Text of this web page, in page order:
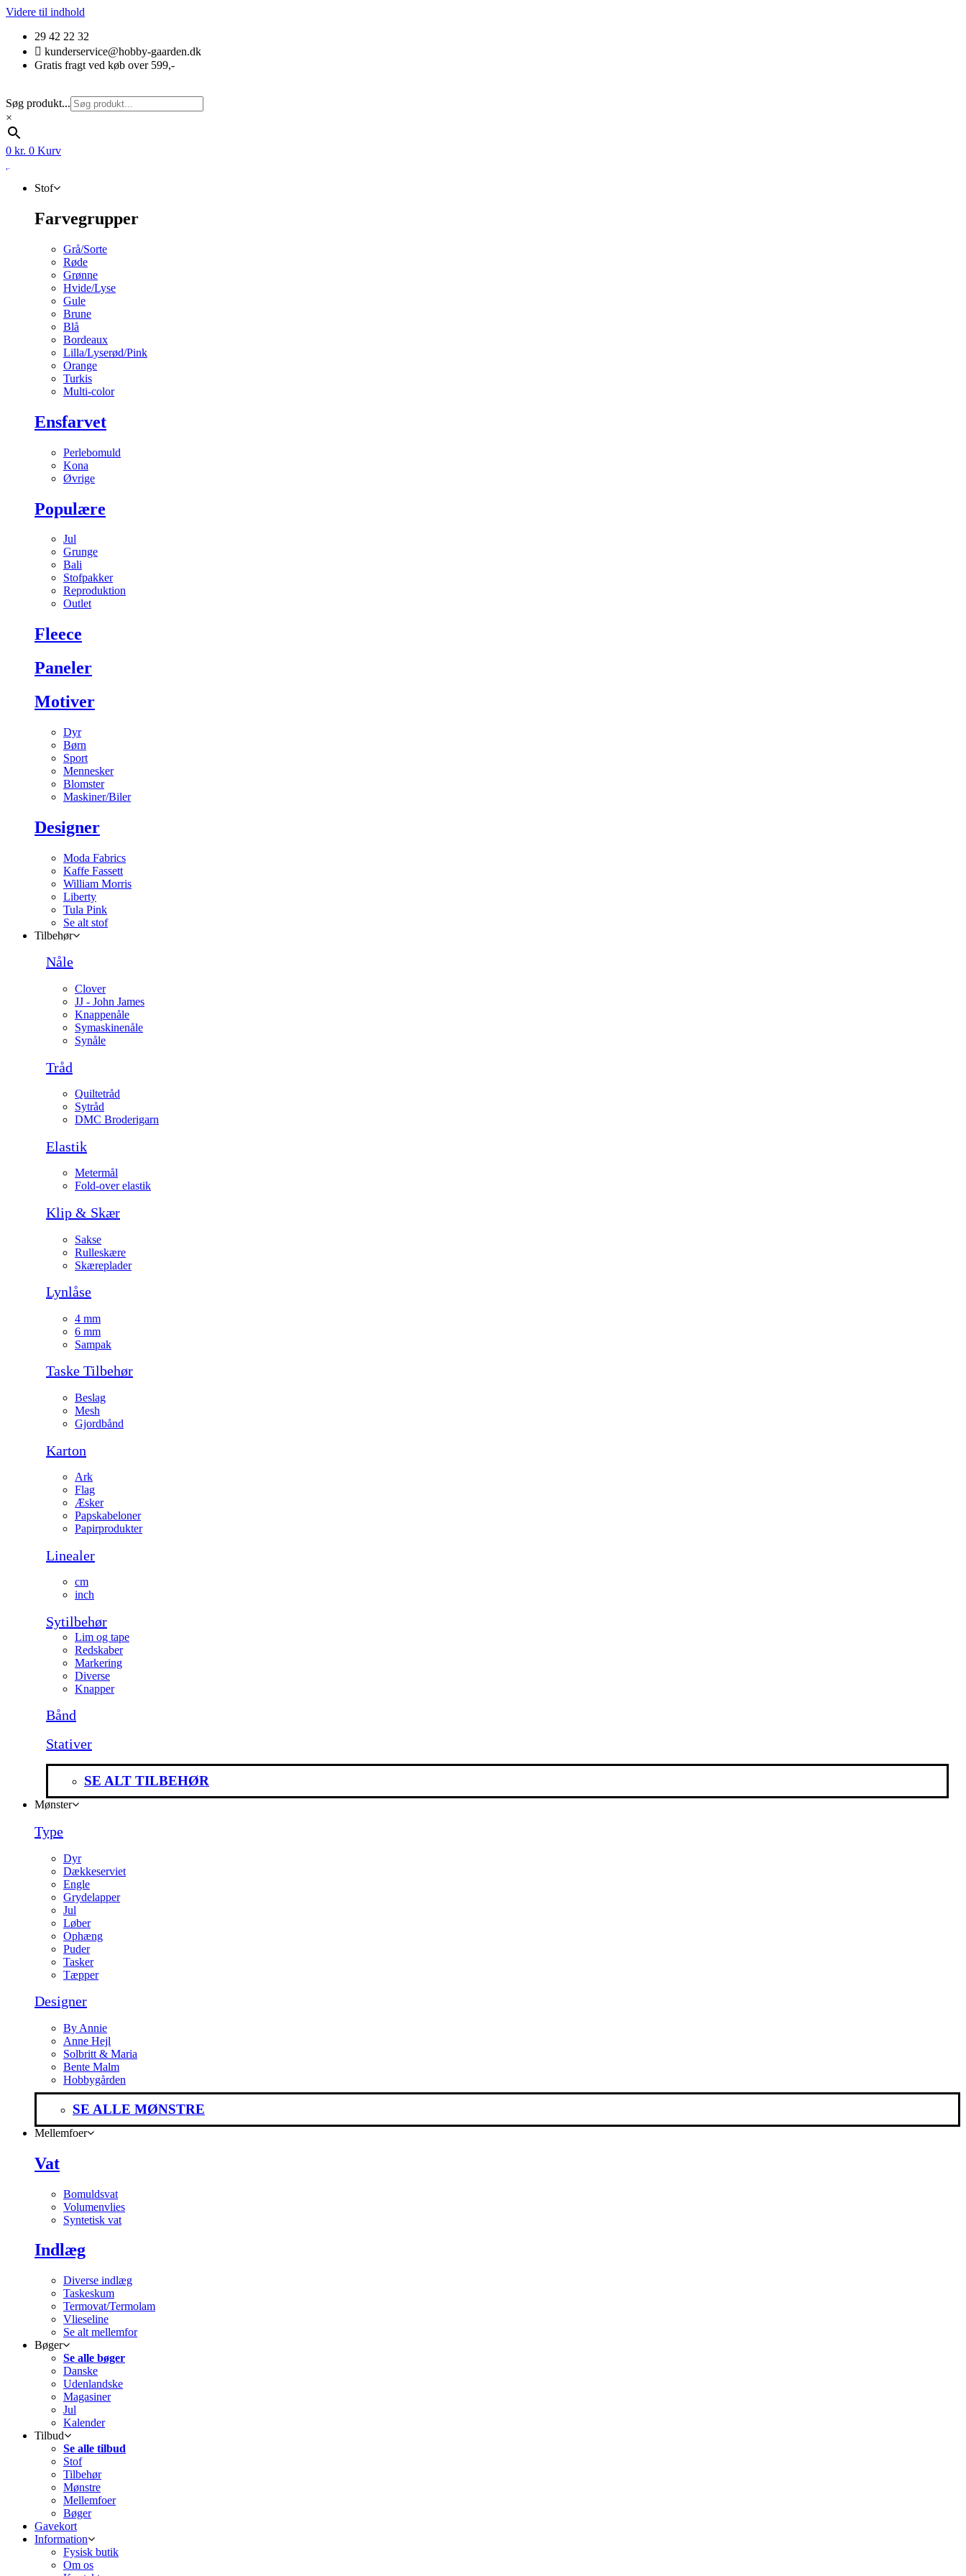
Videre til indhold
29 42 22 32
kunderservice@hobby-gaarden.dk
Gratis fragt ved køb over 599,-
Søg produkt...
×
0 kr. 0 Kurv
Stof
Farvegrupper
Grå/Sorte
Røde
Grønne
Hvide/Lyse
Gule
Brune
Blå
Bordeaux
Lilla/Lyserød/Pink
Orange
Turkis
Multi-color
Ensfarvet
Perlebomuld
Kona
Øvrige
Populære
Jul
Grunge
Bali
Stofpakker
Reproduktion
Outlet
Fleece
Paneler
Motiver
Dyr
Børn
Sport
Mennesker
Blomster
Maskiner/Biler
Designer
Moda Fabrics
Kaffe Fassett
William Morris
Liberty
Tula Pink
Se alt stof
Tilbehør
Nåle
Clover
JJ - John James
Knappenåle
Symaskinenåle
Synåle
Tråd
Quiltetråd
Sytråd
DMC Broderigarn
Elastik
Metermål
Fold-over elastik
Klip & Skær
Sakse
Rulleskære
Skæreplader
Lynlåse
4 mm
6 mm
Sampak
Taske Tilbehør
Beslag
Mesh
Gjordbånd
Karton
Ark
Flag
Æsker
Papskabeloner
Papirprodukter
Linealer
cm
inch
Sytilbehør
Lim og tape
Redskaber
Markering
Diverse
Knapper
Bånd
Stativer
SE ALT TILBEHØR
Mønster
Type
Dyr
Dækkeserviet
Engle
Grydelapper
Jul
Løber
Ophæng
Puder
Tasker
Tæpper
Designer
By Annie
Anne Hejl
Solbritt & Maria
Bente Malm
Hobbygården
SE ALLE MØNSTRE
Mellemfoer
Vat
Bomuldsvat
Volumenvlies
Syntetisk vat
Indlæg
Diverse indlæg
Taskeskum
Termovat/Termolam
Vlieseline
Se alt mellemfor
Bøger
Se alle bøger
Danske
Udenlandske
Magasiner
Jul
Kalender
Tilbud
Se alle tilbud
Stof
Tilbehør
Mønstre
Mellemfoer
Bøger
Gavekort
Information
Fysisk butik
Om os